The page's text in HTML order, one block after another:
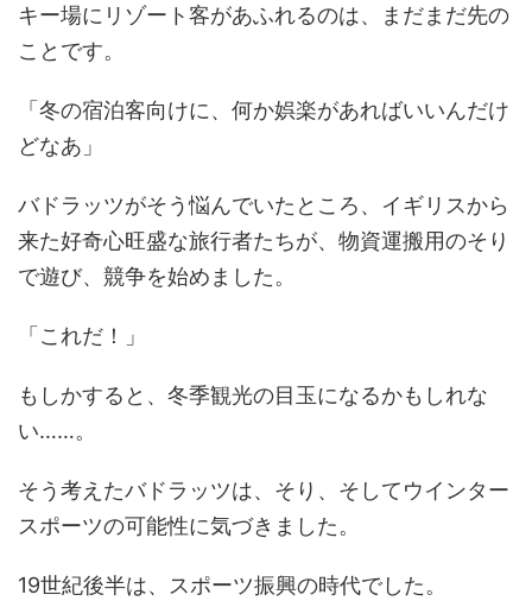
キー場にリゾート客があふれるのは、まだまだ先の
ことです。
「冬の宿泊客向けに、何か娯楽があればいいんだけ
どなあ」
バドラッツがそう悩んでいたところ、イギリスから
来た好奇心旺盛な旅行者たちが、物資運搬用のそり
で遊び、競争を始めました。
「これだ！」
もしかすると、冬季観光の目玉になるかもしれな
い……。
そう考えたバドラッツは、そり、そしてウインター
スポーツの可能性に気づきました。
19世紀後半は、スポーツ振興の時代でした。